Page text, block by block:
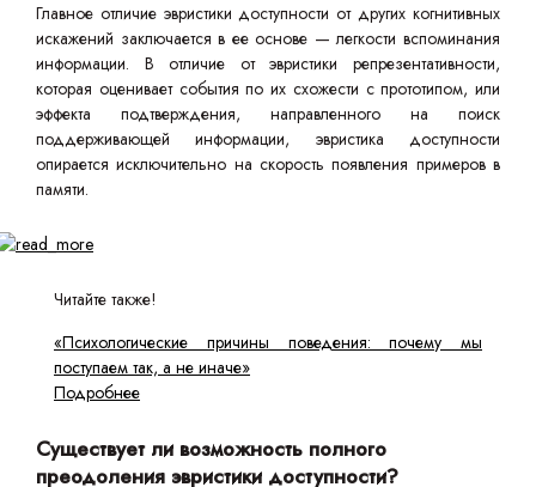
Главное отличие эвристики доступности от других когнитивных
искажений заключается в ее основе — легкости вспоминания
информации. В отличие от эвристики репрезентативности,
которая оценивает события по их схожести с прототипом, или
эффекта подтверждения, направленного на поиск
поддерживающей информации, эвристика доступности
опирается исключительно на скорость появления примеров в
памяти.
Читайте также!
«Психологические причины поведения: почему мы
поступаем так, а не иначе»
Подробнее
Существует ли возможность полного
преодоления эвристики доступности?